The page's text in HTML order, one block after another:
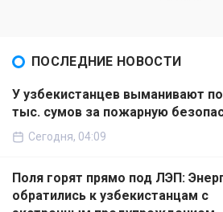
ПОСЛЕДНИЕ НОВОСТИ
У узбекистанцев выманивают
тыс. сумов за пожарную
Сегодня, 04:09
Поля горят прямо под ЛЭП:
обратились к узбекистанцам с